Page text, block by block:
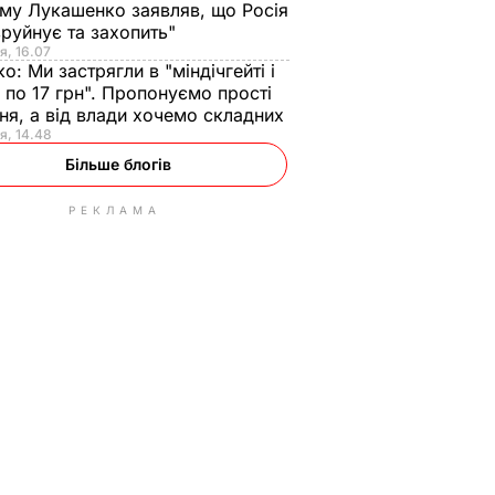
Лукашенко заявляв, що Росія
та захопить"
16.07
Ми застрягли в "міндічгейті і
по 17 грн". Пропонуємо прості
а від влади хочемо складних
14.48
Більше блогів
РЕКЛАМА